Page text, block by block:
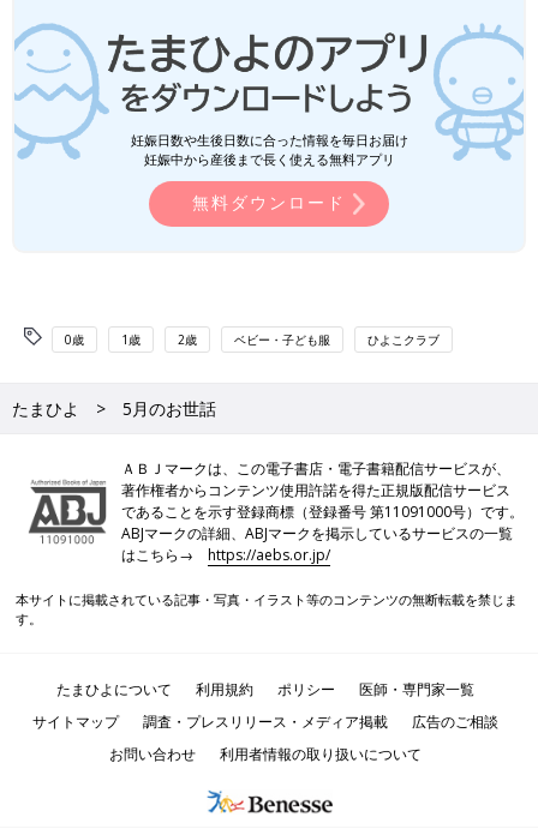
妊娠日数や生後日数に合った情報を毎日お届け
妊娠中から産後まで長く使える無料アプリ
無料ダウンロード
0歳 1歳 2歳 ベビー・子ども服 ひよこクラブ
たまひよ 5月のお世話
ＡＢＪマークは、この電子書店・電子書籍配信サービスが、
著作権者からコンテンツ使用許諾を得た正規版配信サービス
であることを示す登録商標（登録番号 第11091000号）です。
ABJマークの詳細、ABJマークを掲示しているサービスの一覧
はこちら→https://aebs.or.jp/
本サイトに掲載されている記事・写真・イラスト等のコンテンツの無断転載を禁じま
す。
たまひよについて 利用規約 ポリシー
医師・専門家一覧
サイトマップ
調査・プレスリリース・メディア掲載
広告のご相談
お問い合わせ
利用者情報の取り扱いについて